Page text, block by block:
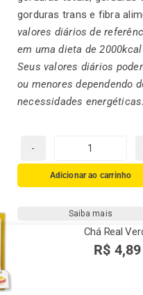
gorduras trans e fibra
valores diários de
em uma dieta de
Seus valores diários
ou menores dependendo
necessidades energéticas.
Chá
Real
Limão
Gengibre
com
Adicionar ao carrinho
Saiba mais
Chá Real
R$ 4,89